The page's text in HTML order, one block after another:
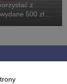
z
500 zł